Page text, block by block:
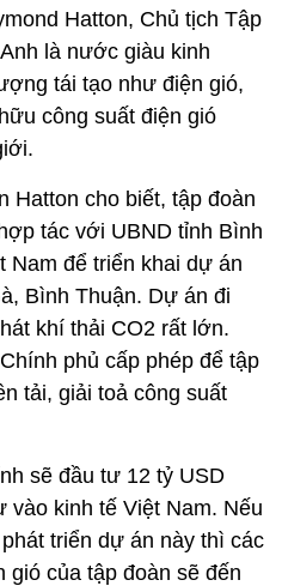
Hatton, Chủ tịch Tập
là nước giàu kinh
tái tạo như điện gió,
công suất điện gió
Hatton cho biết, tập đoàn
tác với UBND tỉnh Bình
Nam để triển khai dự án
Bình Thuận. Dự án đi
khí thải CO2 rất lớn.
phủ cấp phép để tập
tải, giải toả công suất
sẽ đầu tư 12 tỷ USD
vào kinh tế Việt Nam. Nếu
triển dự án này thì các
gió của tập đoàn sẽ đến